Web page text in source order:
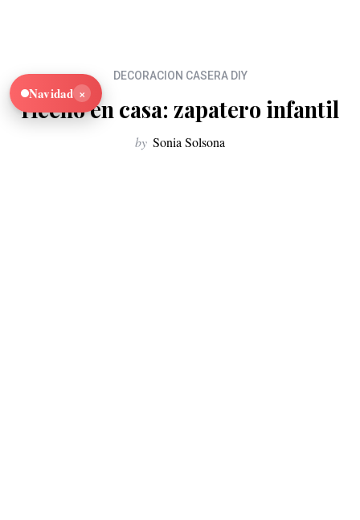
DECORACION CASERA DIY
Hecho en casa: zapatero infantil
by Sonia Solsona
Navidad ×